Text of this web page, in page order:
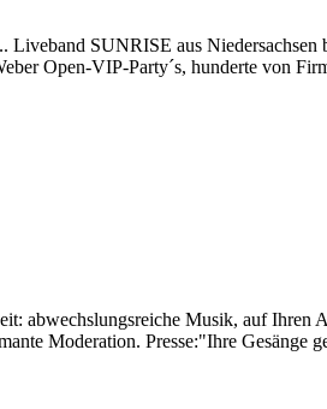
SUNRISE aus Niedersachsen
Open-VIP-Party´s, hunderte von
abwechslungsreiche Musik, auf
Moderation. Presse:"Ihre Gesänge